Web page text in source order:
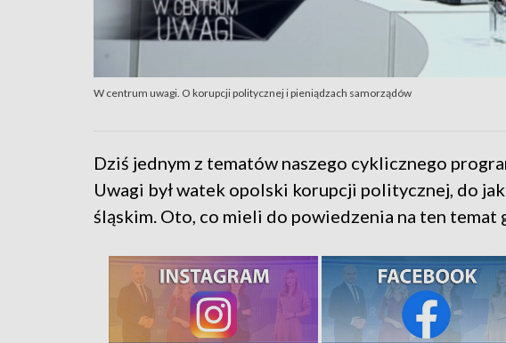
W centrum uwagi. O korupcji politycznej i pieniądzach samorządów
Dziś jednym z tematów naszego cyklicznego
Uwagi był watek opolski korupcji politycznej, do
śląskim. Oto, co mieli do powiedzenia na ten temat